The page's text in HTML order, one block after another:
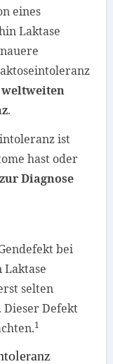
eines
Laktase
weltweiten
.
ist
hast oder
Diagnose
bei
Laktase
selten
. Dieser Defekt
1